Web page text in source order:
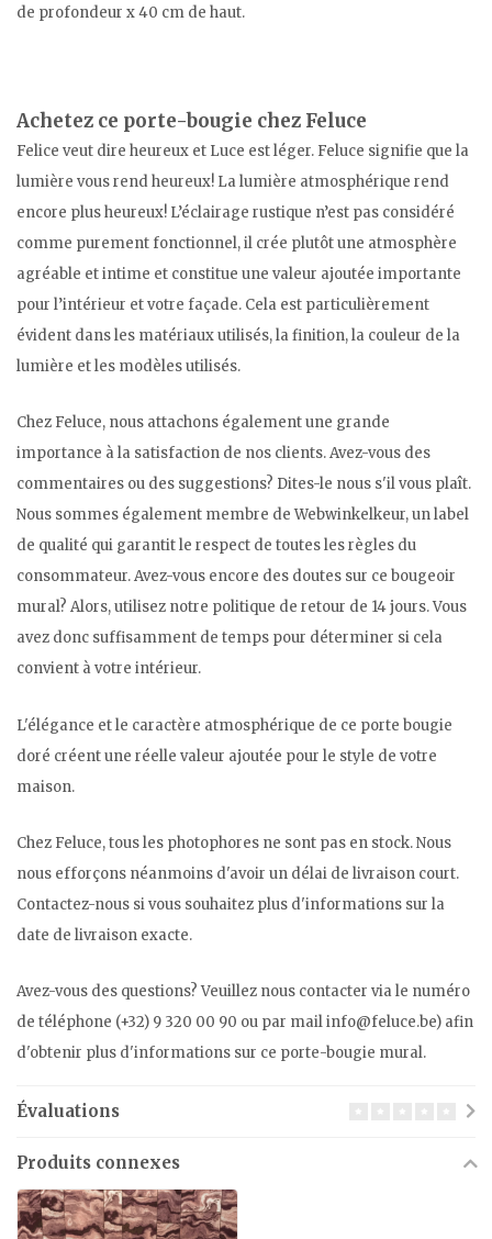
de profondeur x 40 cm de haut.
Achetez ce porte-bougie chez Feluce
Felice veut dire heureux et Luce est léger. Feluce signifie que la
lumière vous rend heureux! La lumière atmosphérique rend
encore plus heureux! L’éclairage rustique n’est pas considéré
comme purement fonctionnel, il crée plutôt une atmosphère
agréable et intime et constitue une valeur ajoutée importante
pour l’intérieur et votre façade. Cela est particulièrement
évident dans les matériaux utilisés, la finition, la couleur de la
lumière et les modèles utilisés.
Chez Feluce, nous attachons également une grande
importance à la satisfaction de nos clients. Avez-vous des
commentaires ou des suggestions? Dites-le nous s'il vous plaît.
Nous sommes également membre de Webwinkelkeur, un label
de qualité qui garantit le respect de toutes les règles du
consommateur. Avez-vous encore des doutes sur ce bougeoir
mural? Alors, utilisez notre politique de retour de 14 jours. Vous
avez donc suffisamment de temps pour déterminer si cela
convient à votre intérieur.
L'élégance et le caractère atmosphérique de ce porte bougie
doré créent une réelle valeur ajoutée pour le style de votre
maison.
Chez Feluce, tous les photophores ne sont pas en stock. Nous
nous efforçons néanmoins d'avoir un délai de livraison court.
Contactez-nous si vous souhaitez plus d'informations sur la
date de livraison exacte.
Avez-vous des questions? Veuillez nous contacter via le numéro
de téléphone (+32) 9 320 00 90 ou par mailinfo@feluce.be) afin
d'obtenir plus d'informations sur ce porte-bougie mural.
Évaluations
Produits connexes